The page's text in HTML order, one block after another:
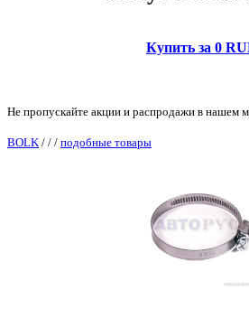
Купить за 0
Не пропускайте акции и распродажи в нашем
BOLK / / / подобные товары